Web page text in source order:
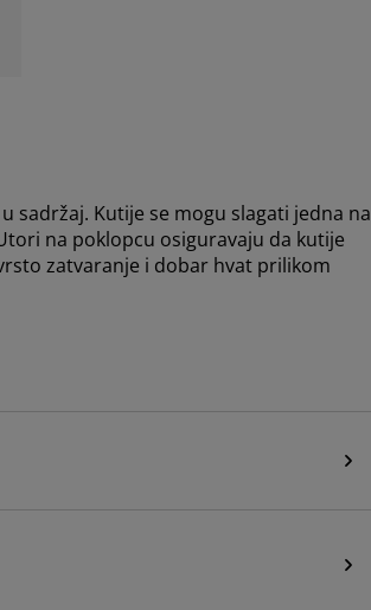
sadržaj. Kutije se mogu slagati jedna na
na poklopcu osiguravaju da kutije
zatvaranje i dobar hvat prilikom